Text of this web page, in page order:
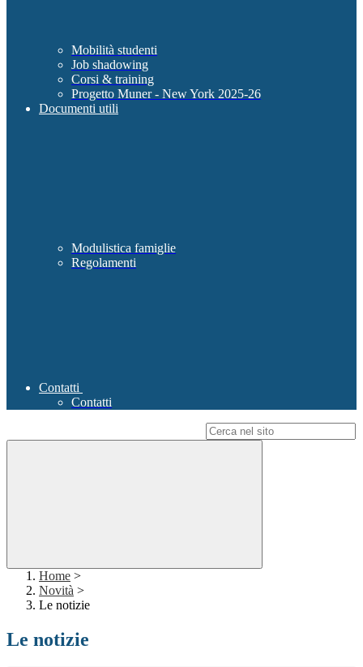
Mobilità studenti
Job shadowing
Corsi & training
Progetto Muner - New York 2025-26
Documenti utili
Modulistica famiglie
Regolamenti
Contatti
Contatti
Home >
Novità >
Le notizie
Le notizie